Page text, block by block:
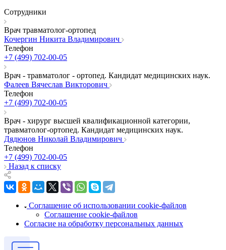
Сотрудники
Врач травматолог-ортопед
Кочергин Никита Владимирович
Телефон
+7 (499) 702-00-05
Врач - травматолог - ортопед. Кандидат медицинских наук.
Фалеев Вячеслав Викторович
Телефон
+7 (499) 702-00-05
Врач - хирург высшей квалификационной категории,
травматолог-ортопед. Кандидат медицинских наук.
Дядюнов Николай Владимирович
Телефон
+7 (499) 702-00-05
Назад к списку
Соглашение об использовании cookie-файлов
Соглашение cookie-файлов
Согласие на обработку персональных данных